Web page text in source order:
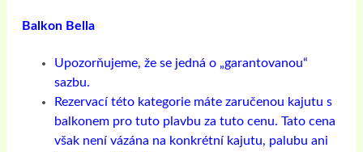
Balkon Bella
Upozorňujeme, že se jedná o „garantovanou“
sazbu.
Rezervací této kategorie máte zaručenou kajutu s
balkonem pro tuto plavbu za tuto cenu. Tato cena
však není vázána na konkrétní kajutu, palubu ani